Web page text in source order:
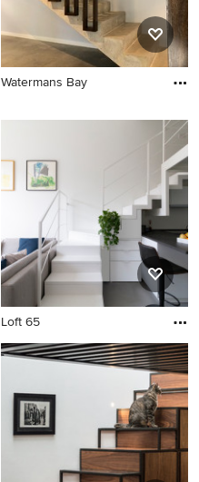
Watermans Bay
Loft 65